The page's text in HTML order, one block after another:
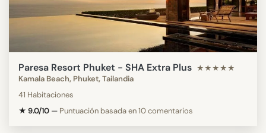
Paresa Resort Phuket - SHA Extra Plus ★★★★★
Kamala Beach, Phuket, Tailandia
41 Habitaciones
★ 9.0/10 — Puntuación basada en 10 comentarios